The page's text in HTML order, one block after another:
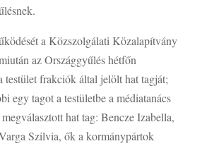
a Közszolgálati Közalapítvány
az Országgyűlés hétfőn
testület frakciók által jelölt hat tagját;
egy tagot a testületbe a médiatanács
hat tag: Bencze Izabella,
Szilvia, ők a kormánypártok